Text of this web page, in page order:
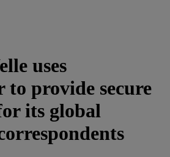
uses
to provide secure
its global